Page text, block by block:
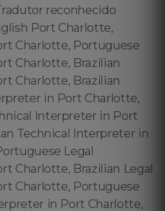
reconhecido
Port Charlotte,
Charlotte, Portuguese
Charlotte, Brazilian
Charlotte, Brazilian
in Port Charlotte,
Interpreter in Port
Technical Interpreter in
Legal
Charlotte, Brazilian Legal
Charlotte, Portuguese
in Port Charlotte,